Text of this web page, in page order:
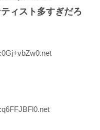
ィスト多すぎだろ